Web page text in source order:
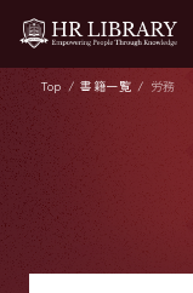
Top 書籍一覧 労務